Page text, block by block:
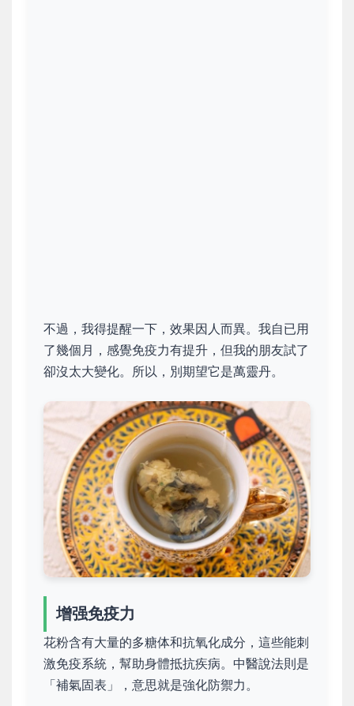
不過，我得提醒一下，效果因人而異。我自已用
了幾個月，感覺免疫力有提升，但我的朋友試了
卻沒太大變化。所以，別期望它是萬靈丹。
增强免疫力
花粉含有大量的多糖体和抗氧化成分，這些能刺
激免疫系統，幫助身體抵抗疾病。中醫說法則是
「補氣固表」，意思就是強化防禦力。